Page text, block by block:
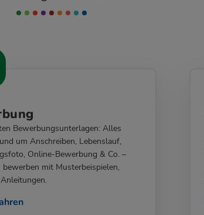
Bewerbungsunterlagen: Alles
um Anschreiben, Lebenslauf,
Online-Bewerbung & Co. –
bewerben mit Musterbeispielen,